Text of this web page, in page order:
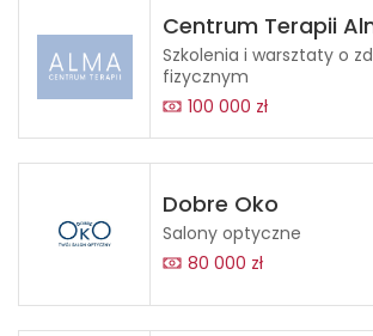
Centrum Terapii
Szkolenia i warsztaty o
fizycznym
100 000 zł
Dobre Oko
Salony optyczne
80 000 zł